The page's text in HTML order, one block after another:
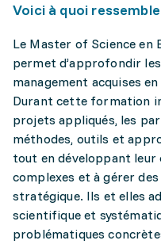
Voici à quoi
Le Master of Science
permet d’approfondir
management acquises
Durant cette formation
projets appliqués, les
méthodes, outils et
tout en développant
complexes et à gérer
stratégique. Ils et elles
scientifique et
problématiques